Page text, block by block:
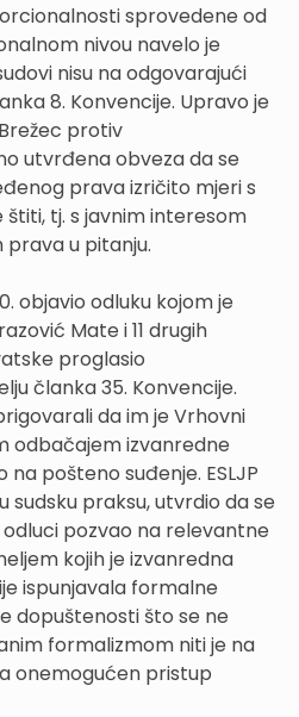
sprovedene od
nivou navelo je
nisu na odgovarajući
8. Konvencije. Upravo je
protiv
utvrđena obveza da se
prava izričito mjeri s
tj. s javnim interesom
prava u pitanju.
objavio odluku kojom je
Mate i 11 drugih
proglasio
članka 35. Konvencije.
da im je Vrhovni
odbačajem izvanredne
pošteno suđenje. ESLJP
sudsku praksu, utvrdio da se
odluci pozvao na relevantne
kojih je izvanredna
ispunjavala formalne
dopuštenosti što se ne
formalizmom niti je na
onemogućen pristup